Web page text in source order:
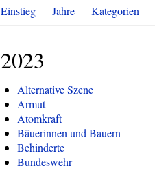
Einstieg Jahre Kategorien
2023
Alternative Szene
Armut
Atomkraft
Bäuerinnen und Bauern
Behinderte
Bundeswehr